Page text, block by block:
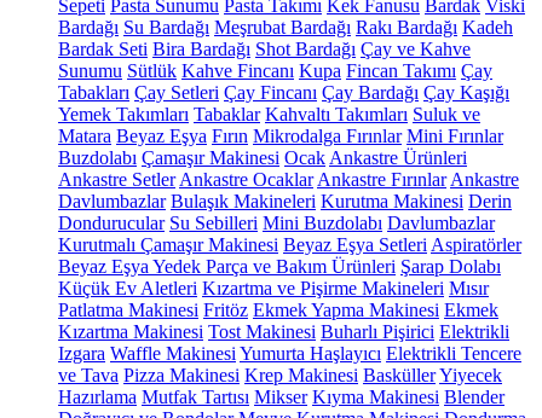
Sepeti Pasta Sunumu Pasta Takımı Kek Fanusu Bardak Viski
Bardağı Su Bardağı Meşrubat Bardağı Rakı Bardağı Kadeh
Bardak Seti Bira Bardağı Shot Bardağı Çay ve Kahve
Sunumu Sütlük Kahve Fincanı Kupa Fincan Takımı Çay
Tabakları Çay Setleri Çay Fincanı Çay Bardağı Çay Kaşığı
Yemek Takımları Tabaklar Kahvaltı Takımları Suluk ve
Matara Beyaz Eşya Fırın Mikrodalga Fırınlar Mini Fırınlar
Buzdolabı Çamaşır Makinesi Ocak Ankastre Ürünleri
Ankastre Setler Ankastre Ocaklar Ankastre Fırınlar Ankastre
Davlumbazlar Bulaşık Makineleri Kurutma Makinesi Derin
Dondurucular Su Sebilleri Mini Buzdolabı Davlumbazlar
Kurutmalı Çamaşır Makinesi Beyaz Eşya Setleri Aspiratörler
Beyaz Eşya Yedek Parça ve Bakım Ürünleri Şarap Dolabı
Küçük Ev Aletleri Kızartma ve Pişirme Makineleri Mısır
Patlatma Makinesi Fritöz Ekmek Yapma Makinesi Ekmek
Kızartma Makinesi Tost Makinesi Buharlı Pişirici Elektrikli
Izgara Waffle Makinesi Yumurta Haşlayıcı Elektrikli Tencere
ve Tava Pizza Makinesi Krep Makinesi BasküllerYiyecek
Hazırlama Mutfak Tartısı Mikser Kıyma Makinesi Blender